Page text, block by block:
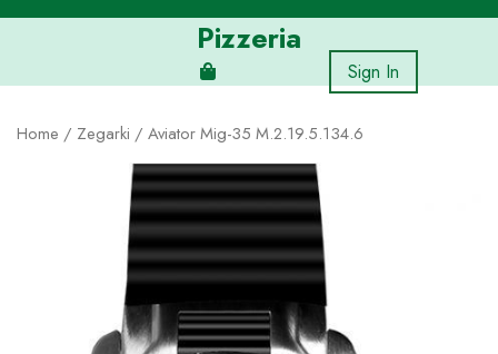
Skip
Pizzeria
Sign In
Home / Zegarki / Aviator Mig-35 M.2.19.5.134.6